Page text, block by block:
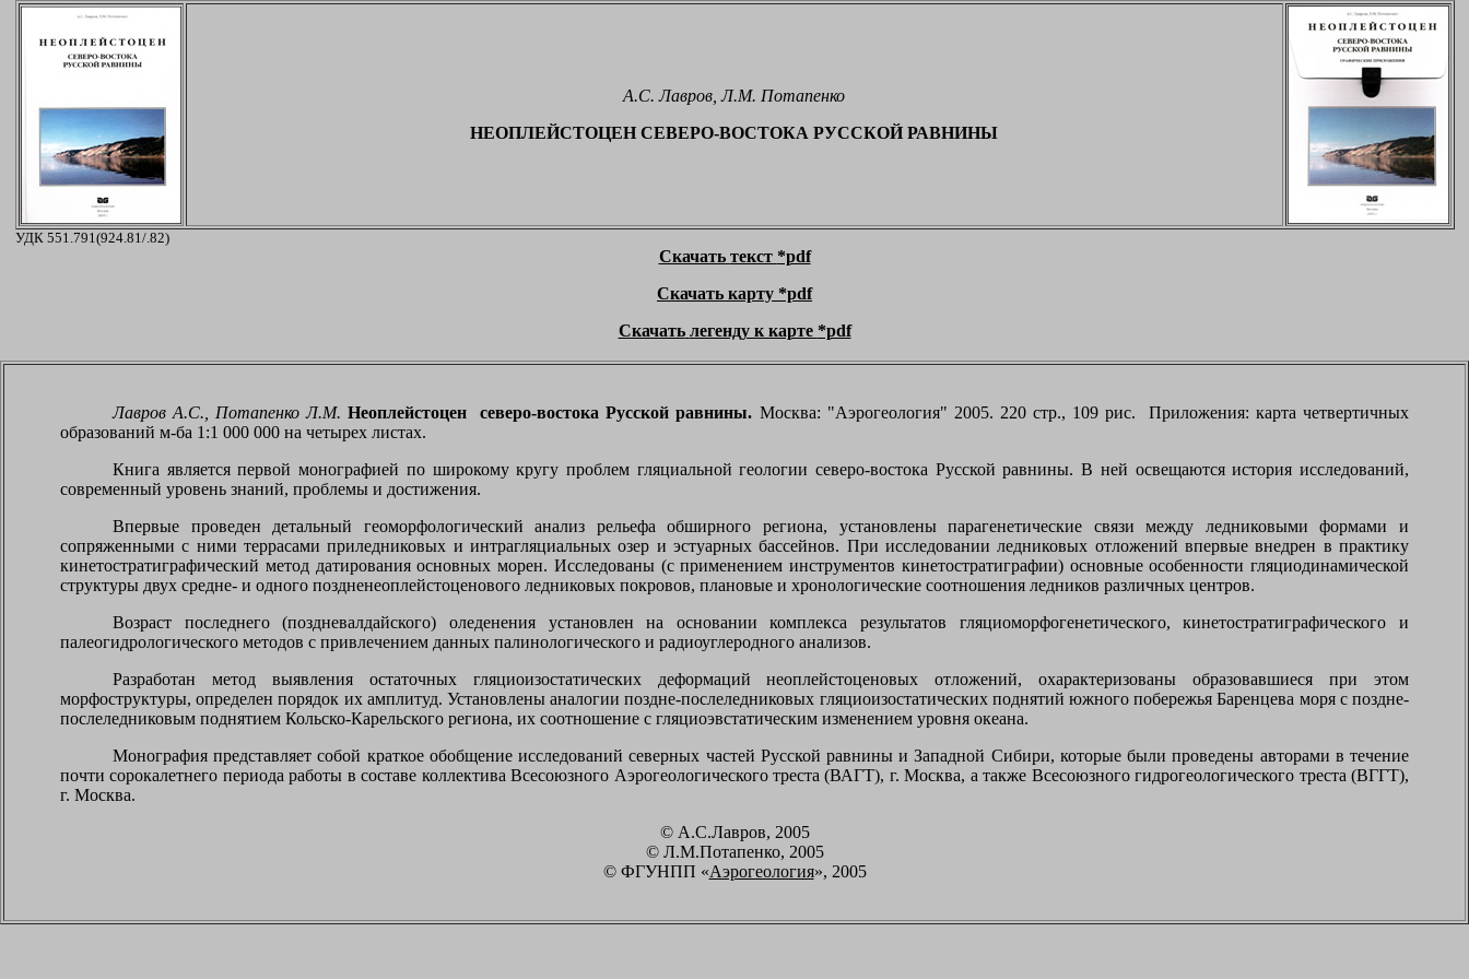
А.С. Лавров, Л.М. Потапенко
НЕОПЛЕЙСТОЦЕН СЕВЕРО-ВОСТОКА РУССКОЙ РАВНИНЫ
УДК 551.791(924.81/.82)
Скачать текст *pdf
Скачать карту *pdf
Скачать легенду к карте *pdf
Лавров А.С., Потапенко Л.М. Неоплейстоцен северо-востока Русской равнины. Москва: "Аэрогеология" 2005. 220 стр., 109 рис. Приложения: карта четвертичных
образований м-ба 1:1 000 000 на четырех листах.
Книга является первой монографией по широкому кругу проблем гляциальной геологии северо-востока Русской равнины. В ней освещаются история исследований,
современный уровень знаний, проблемы и достижения.
Впервые проведен детальный геоморфологический анализ рельефа обширного региона, установлены парагенетические связи между ледниковыми формами и
сопряженными с ними террасами приледниковых и интрагляциальных озер и эстуарных бассейнов. При исследовании ледниковых отложений впервые внедрен в практику
кинетостратиграфический метод датирования основных морен. Исследованы (с применением инструментов кинетостратиграфии) основные особенности гляциодинамической
структуры двух средне- и одного поздненеоплейстоценового ледниковых покровов, плановые и хронологические соотношения ледников различных центров.
Возраст последнего (поздневалдайского) оледенения установлен на основании комплекса результатов гляциоморфогенетического, кинетостратиграфического и
палеогидрологического методов с привлечением данных палинологического и радиоуглеродного анализов.
Разработан метод выявления остаточных гляциоизостатических деформаций неоплейстоценовых отложений, охарактеризованы образовавшиеся при этом
морфоструктуры, определен порядок их амплитуд. Установлены аналогии поздне-послеледниковых гляциоизостатических поднятий южного побережья Баренцева моря с поздне-
послеледниковым поднятием Кольско-Карельского региона, их соотношение с гляциоэвстатическим изменением уровня океана.
Монография представляет собой краткое обобщение исследований северных частей Русской равнины и Западной Сибири, которые были проведены авторами в течение
почти сорокалетнего периода работы в составе коллектива Всесоюзного Аэрогеологического треста (ВАГТ), г. Москва, а также Всесоюзного гидрогеологического треста (ВГГТ),
г. Москва.
© А.С.Лавров, 2005
© Л.М.Потапенко, 2005
© ФГУНПП «Аэрогеология», 2005